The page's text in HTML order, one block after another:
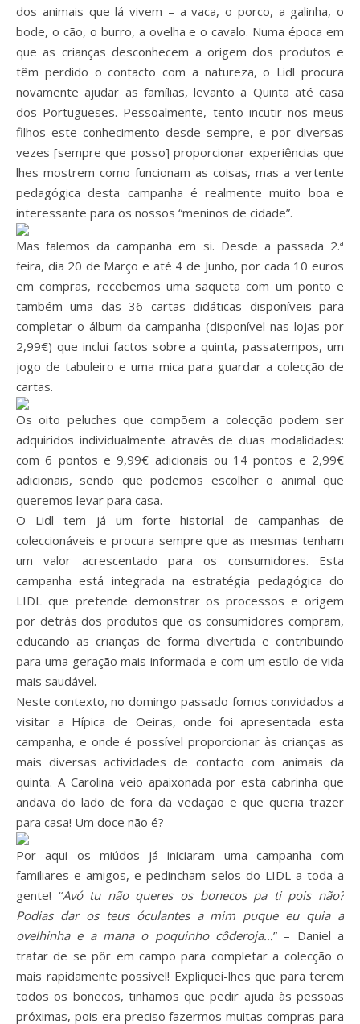
dos animais que lá vivem – a vaca, o porco, a galinha, o
bode, o cão, o burro, a ovelha e o cavalo. Numa época em
que as crianças desconhecem a origem dos produtos e
têm perdido o contacto com a natureza, o Lidl procura
novamente ajudar as famílias, levanto a Quinta até casa
dos Portugueses. Pessoalmente, tento incutir nos meus
filhos este conhecimento desde sempre, e por diversas
vezes [sempre que posso] proporcionar experiências que
lhes mostrem como funcionam as coisas, mas a vertente
pedagógica desta campanha é realmente muito boa e
interessante para os nossos “meninos de cidade”.
Mas falemos da campanha em si. Desde a passada 2.ª
feira, dia 20 de Março e até 4 de Junho, por cada 10 euros
em compras, recebemos uma saqueta com um ponto e
também uma das 36 cartas didáticas disponíveis para
completar o álbum da campanha (disponível nas lojas por
2,99€) que inclui factos sobre a quinta, passatempos, um
jogo de tabuleiro e uma mica para guardar a colecção de
cartas.
Os oito peluches que compõem a colecção podem ser
adquiridos individualmente através de duas modalidades:
com 6 pontos e 9,99€ adicionais ou 14 pontos e 2,99€
adicionais, sendo que podemos escolher o animal que
queremos levar para casa.
O Lidl tem já um forte historial de campanhas de
coleccionáveis e procura sempre que as mesmas tenham
um valor acrescentado para os consumidores. Esta
campanha está integrada na estratégia pedagógica do
LIDL que pretende demonstrar os processos e origem
por detrás dos produtos que os consumidores compram,
educando as crianças de forma divertida e contribuindo
para uma geração mais informada e com um estilo de vida
mais saudável.
Neste contexto, no domingo passado fomos convidados a
visitar a Hípica de Oeiras, onde foi apresentada esta
campanha, e onde é possível proporcionar às crianças as
mais diversas actividades de contacto com animais da
quinta. A Carolina veio apaixonada por esta cabrinha que
andava do lado de fora da vedação e que queria trazer
para casa! Um doce não é?
Por aqui os miúdos já iniciaram uma campanha com
familiares e amigos, e pedincham selos do LIDL a toda a
gente! “Avó tu não queres os bonecos pa ti pois não?
Podias dar os teus óculantes a mim puque eu quia a
ovelhinha e a mana o poquinho côderoja…” – Daniel a
tratar de se pôr em campo para completar a colecção o
mais rapidamente possível! Expliquei-lhes que para terem
todos os bonecos, tinhamos que pedir ajuda às pessoas
próximas, pois era preciso fazermos muitas compras para